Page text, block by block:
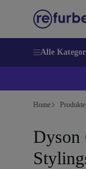
Alle
Home Produkte